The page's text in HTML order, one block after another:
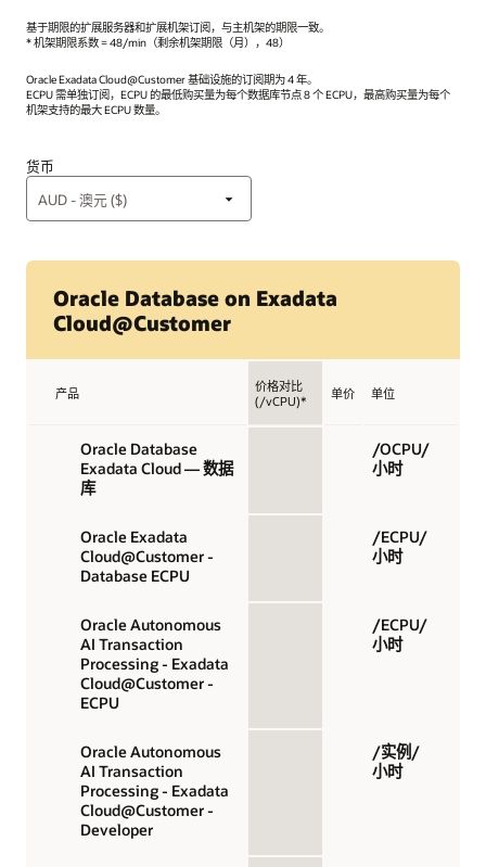
基于期限的扩展服务器和扩展机架订阅，与主机架的期限一致。
* 机架期限系数 = 48/min（剩余机架期限（月），48）
Oracle Exadata Cloud@Customer 基础设施的订阅期为 4 年。
ECPU 需单独订阅，ECPU 的最低购买量为每个数据库节点 8 个 ECPU，最高购买量为每个
机架支持的最大 ECPU 数量。
货币
Oracle Database on Exadata
Cloud@Customer
产品
价格对比
(/vCPU)*
单价 单位
Oracle Database
Exadata Cloud — 数据
库
/OCPU/
小时
Oracle Exadata
Cloud@Customer -
Database ECPU
/ECPU/
小时
Oracle Autonomous
AI Transaction
Processing - Exadata
Cloud@Customer -
ECPU
/ECPU/
小时
Oracle Autonomous
AI Transaction
Processing - Exadata
Cloud@Customer -
Developer
/实例/
小时